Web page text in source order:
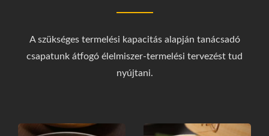
A szükséges termelési kapacitás alapján tanácsadó
csapatunk átfogó élelmiszer-termelési tervezést tud
nyújtani.